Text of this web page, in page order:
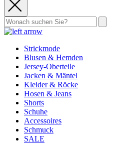
Strickmode
Blusen & Hemden
Jersey-Oberteile
Jacken & Mäntel
Kleider & Röcke
Hosen & Jeans
Shorts
Schuhe
Accessoires
Schmuck
SALE